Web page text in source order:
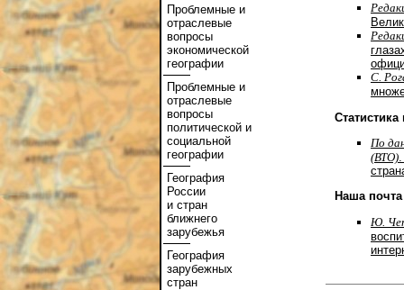
Проблемные и
отраслевые
вопросы
экономической
географии
Проблемные и
отраслевые
вопросы
политической и
социальной
географии
География
России
и стран
ближнего
зарубежья
География
зарубежных
стран
С.
По
(ВТО)
Наша почта
Ю.